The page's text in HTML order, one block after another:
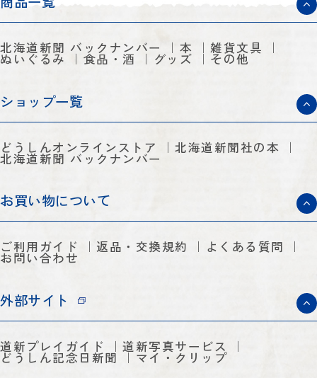
北海道新聞 バックナンバー 本 雑貨文具
ぬいぐるみ 食品・酒 グッズ その他
ショップ一覧
どうしんオンラインストア 北海道新聞社の本
北海道新聞 バックナンバー
お買い物について
ご利用ガイド 返品・交換規約 よくある質問
お問い合わせ
外部サイト
道新プレイガイド 道新写真サービス
どうしん記念日新聞 マイ・クリップ